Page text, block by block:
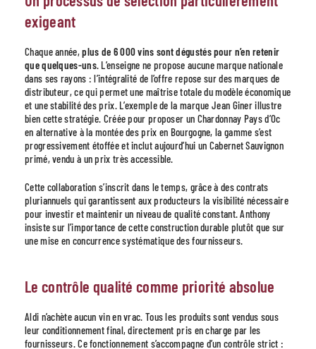
exigeant
Chaque année,plus de 6 000 vins sont dégustés pour n’en retenir
que quelques-uns. L’enseigne ne propose aucune marque nationale
dans ses rayons : l’intégralité de l’offre repose sur des marques de
distributeur, ce qui permet une maîtrise totale du modèle économique
et une stabilité des prix. L’exemple de la marque Jean Giner illustre
bien cette stratégie. Créée pour proposer un Chardonnay Pays d’Oc
en alternative à la montée des prix en Bourgogne, la gamme s’est
progressivement étoffée et inclut aujourd’hui un Cabernet Sauvignon
primé, vendu à un prix très accessible.
Cette collaboration s’inscrit dans le temps, grâce à des contrats
pluriannuels qui garantissent aux producteurs la visibilité nécessaire
pour investir et maintenir un niveau de qualité constant. Anthony
insiste sur l’importance de cette construction durable plutôt que sur
une mise en concurrence systématique des fournisseurs.
Le contrôle qualité comme priorité absolue
Aldi n’achète aucun vin en vrac. Tous les produits sont vendus sous
leur conditionnement final, directement pris en charge par les
fournisseurs. Ce fonctionnement s’accompagne d’un contrôle strict :